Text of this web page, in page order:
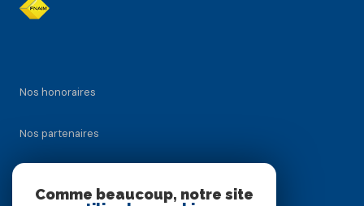
Nos honoraires
Nos partenaires
Comme beaucoup, notre site